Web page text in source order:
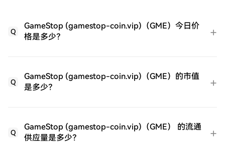
Q
GameStop (gamestop-coin.vip)（GME）今日价
格是多少？
Q
GameStop (gamestop-coin.vip)（GME）的市值
是多少？
Q
GameStop (gamestop-coin.vip)（GME） 的流通
供应量是多少？